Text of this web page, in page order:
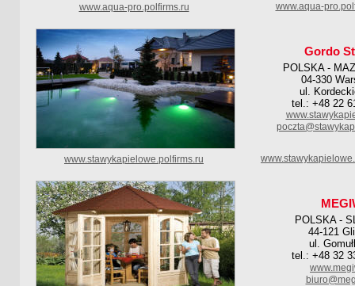
www.aqua-pro.polfirms.ru www.aqua-
Gordo
POLSKA -
04-330
ul.
tel.: +48 22
www.stawykapielowe.polfirms.ru
POLSKA -
44-121
ul.
tel.: +48 32